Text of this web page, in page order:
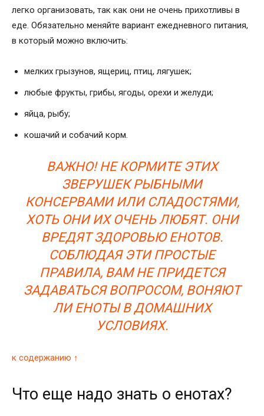
легко организовать, так как они не очень прихотливы в
еде. Обязательно меняйте вариант ежедневного питания,
в который можно включить:
мелких грызунов, ящериц, птиц, лягушек;
любые фрукты, грибы, ягоды, орехи и желуди;
яйца, рыбу;
кошачий и собачий корм.
ВАЖНО! НЕ КОРМИТЕ ЭТИХ
ЗВЕРУШЕК РЫБНЫМИ
КОНСЕРВАМИ ИЛИ СЛАДОСТЯМИ,
ХОТЬ ОНИ ИХ ОЧЕНЬ ЛЮБЯТ. ОНИ
ВРЕДЯТ ЗДОРОВЬЮ ЕНОТОВ.
СОБЛЮДАЯ ЭТИ ПРОСТЫЕ
ПРАВИЛА, ВАМ НЕ ПРИДЕТСЯ
ЗАДАВАТЬСЯ ВОПРОСОМ, ВОНЯЮТ
ЛИ ЕНОТЫ В ДОМАШНИХ
УСЛОВИЯХ.
к содержанию ↑
Что еще надо знать о енотах?